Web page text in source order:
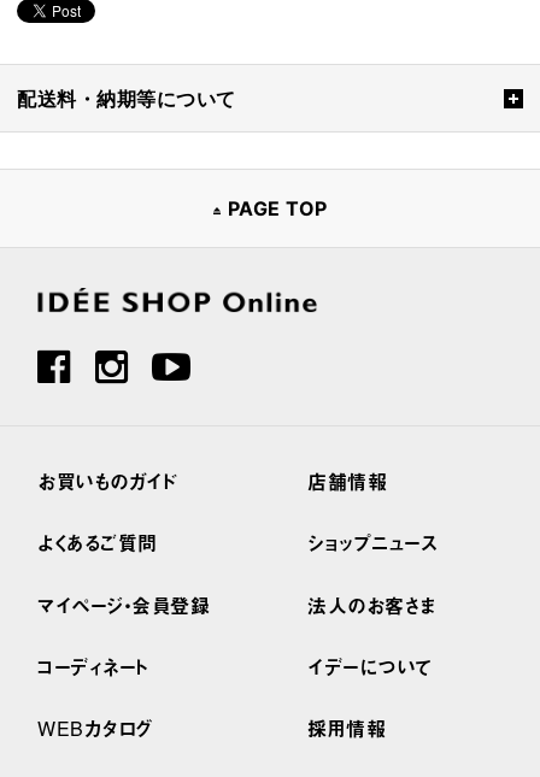
配送料・納期等について
PAGE TOP
お買いものガイド
よくあるご質問
マイページ・会員登録
コーディネート
WEBカタログ
店舗情報
ショップニュース
法人のお客さま
イデーについて
採用情報